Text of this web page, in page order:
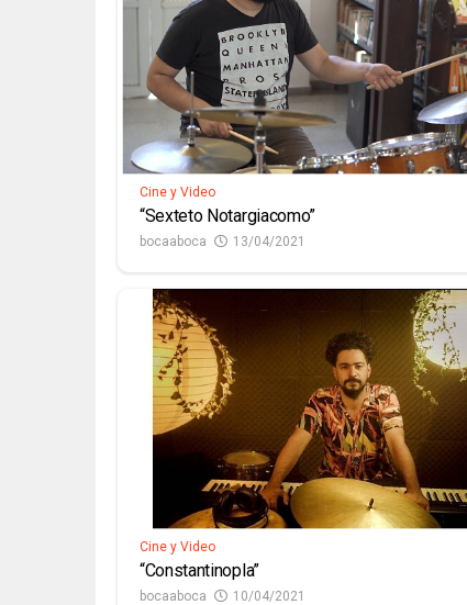
Cine y Video
“Sexteto Notargiacomo”
bocaaboca 13/04/2021
Cine y Video
“Constantinopla”
bocaaboca 10/04/2021